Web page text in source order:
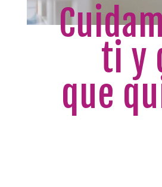
ti y
que